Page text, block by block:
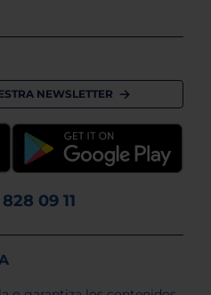
NEWSLETTER
828 09 11